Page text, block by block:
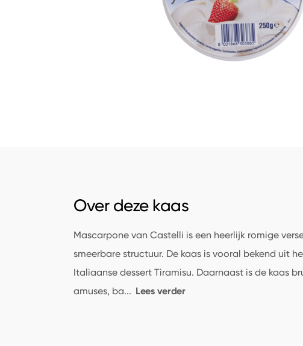
Over deze kaas
Mascarpone van Castelli is een heerlijk romige
smeerbare structuur. De kaas is vooral bekend uit
Italiaanse dessert Tiramisu. Daarnaast is de kaas
amuses, ba... Lees verder